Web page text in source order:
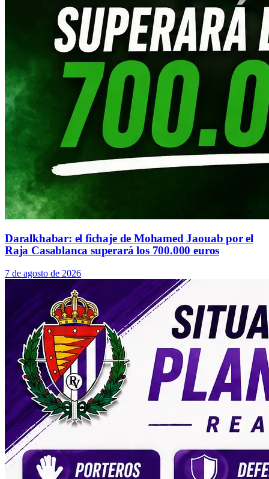
Daralkhabar: el fichaje de Mohamed Jaouab por el
Raja Casablanca superará los 700.000 euros
7 de agosto de 2026